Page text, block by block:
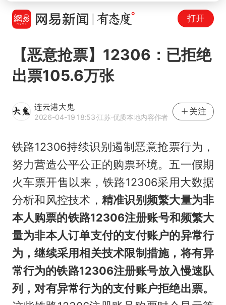
打开
【恶意抢票】12306：已拒绝
出票105.6万张
连云港大鬼
2026-04-19 18:53·江苏·优质本地内容作者
关注
铁路12306持续识别遏制恶意抢票行为，
努力营造公平公正的购票环境。五一假期
火车票开售以来，铁路12306采用大数据
分析和风控技术， 精准识别频繁大量为非
本人购票的铁路12306注册账号和频繁大
量为非本人订单支付的支付账户的异常行
为，继续采用相关技术限制措施，将有异
常行为的铁路12306注册账号放入慢速队
列，对有异常行为的支付账户拒绝出票。